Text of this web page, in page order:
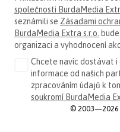
společnosti BurdaMedia
seznámili se Zásadami
BurdaMedia Extra s.r.o.
organizaci a vyhodnocení
Chcete navíc dostávat i
informace od našich
zpracováním údajů k
soukromí BurdaMedia
© 2003—2026